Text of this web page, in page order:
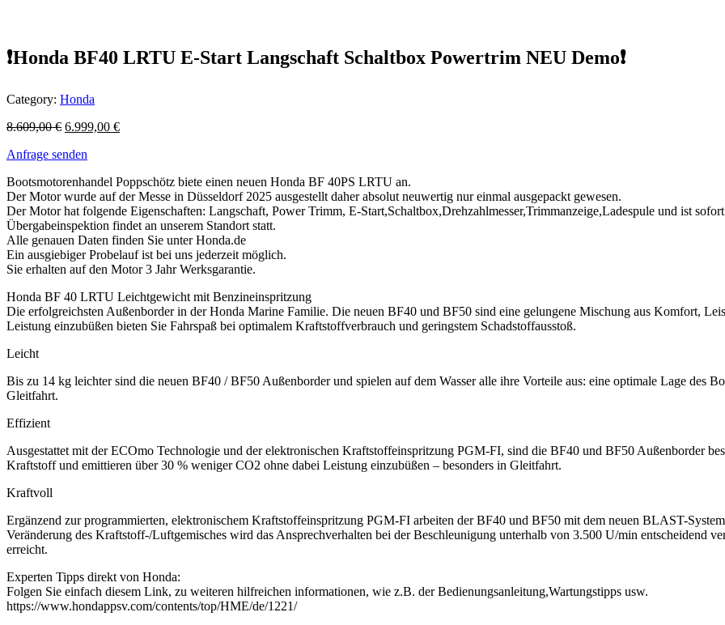
❗Honda BF40 LRTU E-Start Langschaft Schaltbox Powertrim NEU Demo❗
Category: Honda
8.609,00€ 6.999,00 €
Anfrage senden
Bootsmotorenhandel Poppschötz biete einen neuen Honda BF 40PS LRTU an.
Der Motor wurde auf der Messe in Düsseldorf 2025 ausgestellt daher absolut neuwertig nur einmal ausgepackt gewesen.
Der Motor hat folgende Eigenschaften: Langschaft, Power Trimm, E-Start,Schaltbox,Drehzahlmesser,Trimmanzeige,Ladespule und ist
Übergabeinspektion findet an unserem Standort statt.
Alle genauen Daten finden Sie unter Honda.de
Ein ausgiebiger Probelauf ist bei uns jederzeit möglich.
Sie erhalten auf den Motor 3 Jahr Werksgarantie.
Honda BF 40 LRTU Leichtgewicht mit Benzineinspritzung
Die erfolgreichsten Außenborder in der Honda Marine Familie. Die neuen BF40 und BF50 sind eine gelungene Mischung aus Komfort,
Leistung einzubüßen bieten Sie Fahrspaß bei optimalem Kraftstoffverbrauch und geringstem Schadstoffausstoß.
Leicht
Bis zu 14 kg leichter sind die neuen BF40 / BF50 Außenborder und spielen auf dem Wasser alle ihre Vorteile aus: eine optimale Lage des
Gleitfahrt.
Effizient
Ausgestattet mit der ECOmo Technologie und der elektronischen Kraftstoffeinspritzung PGM-FI, sind die BF40 und BF50 Außenborder
Kraftstoff und emittieren über 30 % weniger CO2 ohne dabei Leistung einzubüßen – besonders in Gleitfahrt.
Kraftvoll
Ergänzend zur programmierten, elektronischem Kraftstoffeinspritzung PGM-FI arbeiten der BF40 und BF50 mit dem neuen BLAST-
Veränderung des Kraftstoff-/Luftgemisches wird das Ansprechverhalten bei der Beschleunigung unterhalb von 3.500 U/min entscheidend
erreicht.
Experten Tipps direkt von Honda:
Folgen Sie einfach diesem Link, zu weiteren hilfreichen informationen, wie z.B. der Bedienungsanleitung,Wartungstipps usw.
https://www.hondappsv.com/contents/top/HME/de/1221/